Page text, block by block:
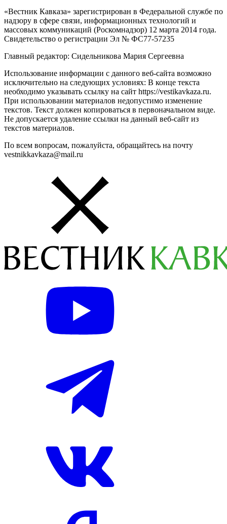
«Вестник Кавказа» зарегистрирован в Федеральной службе по
надзору в сфере связи, информационных технологий и
массовых коммуникаций (Роскомнадзор) 12 марта 2014 года.
Свидетельство о регистрации Эл № ФС77-57235
Главный редактор: Сидельникова Мария Сергеевна
Использование информации с данного веб-сайта возможно
исключительно на следующих условиях: В конце текста
необходимо указывать ссылку на сайт https://vestikavkaza.ru.
При использовании материалов недопустимо изменение
текстов. Текст должен копироваться в первоначальном виде.
Не допускается удаление ссылки на данный веб-сайт из
текстов материалов.
По всем вопросам, пожалуйста, обращайтесь на почту
vestnikkavkaza@mail.ru